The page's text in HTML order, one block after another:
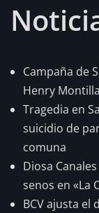
Campaña de
Henry Montilla
Tragedia en
suicidio de
comuna
Diosa
senos en «La
BCV ajusta el